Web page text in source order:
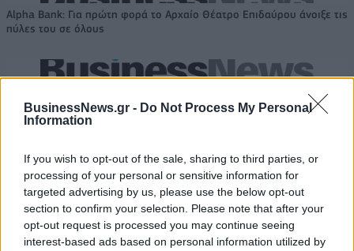
BusinessNews.gr - Do Not Process My Personal
Information
If you wish to opt-out of the sale, sharing to third parties, or
processing of your personal or sensitive information for
targeted advertising by us, please use the below opt-out
section to confirm your selection. Please note that after your
opt-out request is processed you may continue seeing
interest-based ads based on personal information utilized by
Alpha Bank: Για πρώτη φορά το Αρχαίο Θέατρο Επιδαύρου άνοιξε τις
πύλες του σε όλους
βιωσιμότητα σε καθημερινή πράξη
ΠΕΡΙΣΣΌΤΕΡΑ ΣΕ ΑΥΤΉ ΤΗΝ ΚΑΤΗΓΟΡΊΑ